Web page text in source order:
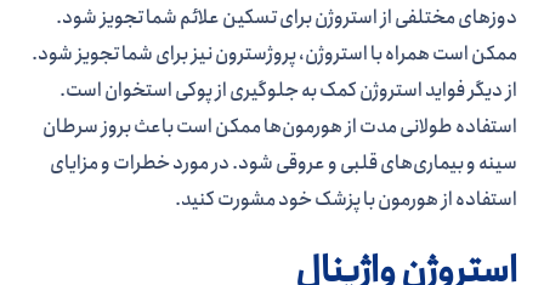
دوزهای مختلفی از استروژن برای تسکین علائم شما تجویز شود.
ممکن است همراه با استروژن، پروژسترون نیز برای شما تجویز شود.
از دیگر فواید استروژن کمک به جلوگیری از پوکی استخوان است.
استفاده طولانی مدت از هورمون‌­ها ممکن است باعث بروز سرطان
سینه و بیماری­‌های قلبی و عروقی شود. در مورد خطرات و مزایای
استفاده از هورمون با پزشک خود مشورت کنید.
استروژن واژینال